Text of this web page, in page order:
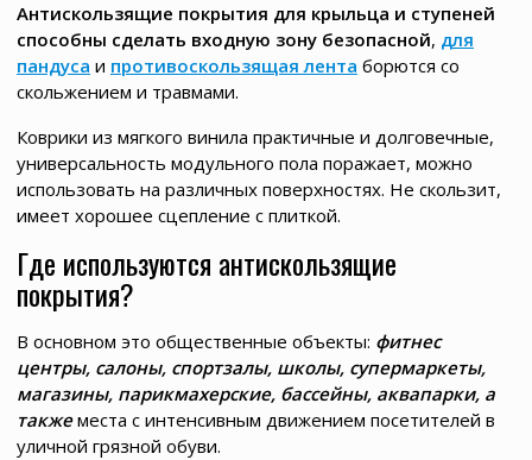
Антискользящие покрытия для крыльца и ступеней
способны сделать входную зону безопасной, для
пандуса и противоскользящая лента борются со
скольжением и травмами.
Коврики из мягкого винила практичные и долговечные,
универсальность модульного пола поражает, можно
использовать на различных поверхностях. Не скользит,
имеет хорошее сцепление с плиткой.
Где используются антискользящие
покрытия?
В основном это общественные объекты: фитнес
центры, салоны, спортзалы, школы, супермаркеты,
магазины, парикмахерские, бассейны, аквапарки, а
такжеместа с интенсивным движением посетителей в
уличной грязной обуви.